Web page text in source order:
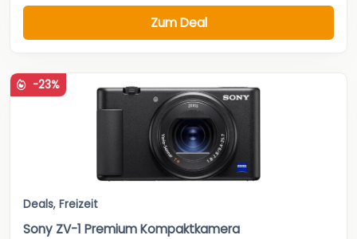
Zum Deal
-23%
Deals, Freizeit
Sony ZV-1 Premium Kompaktkamera